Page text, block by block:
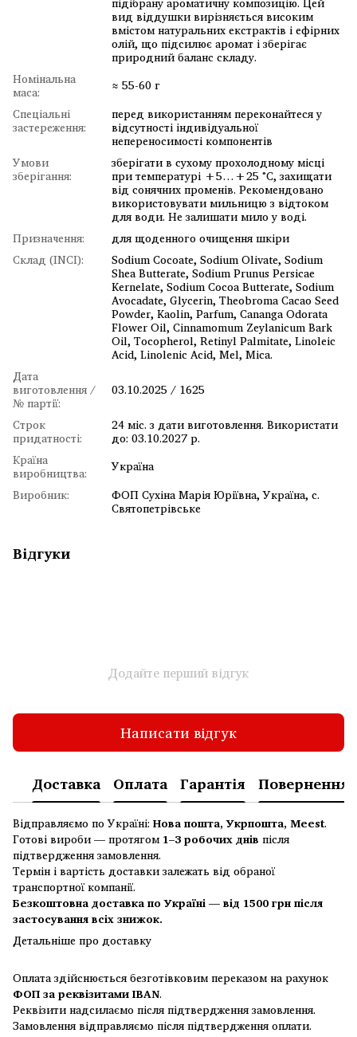
вид віддушки вирізняється високим
вмістом натуральних екстрактів і ефірних
олій, що підсилює аромат і зберігає
природний баланс складу.
Номінальна
маса:
≈ 55-60 г
Спеціальні
застереження:
перед використанням переконайтеся у
відсутності індивідуальної
непереносимості компонентів
Умови
зберігання:
зберігати в сухому прохолодному місці
при температурі +5…+25 °C, захищати
від сонячних променів. Рекомендовано
використовувати мильницю з відтоком
для води. Не залишати мило у воді.
Призначення:
для щоденного очищення шкіри
Склад (INCI):
Sodium Cocoate, Sodium Olivate, Sodium
Shea Butterate, Sodium Prunus Persicae
Kernelate, Sodium Cocoa Butterate, Sodium
Avocadate, Glycerin, Theobroma Cacao Seed
Powder, Kaolin, Parfum, Cananga Odorata
Flower Oil, Cinnamomum Zeylanicum Bark
Oil, Tocopherol, Retinyl Palmitate, Linoleic
Acid, Linolenic Acid, Mel, Mica.
Дата
виготовлення /
№ партії:
03.10.2025 / 1625
Строк
придатності:
24 міс. з дати виготовлення. Використати
до: 03.10.2027 р.
Країна
виробництва:
Україна
Виробник:
ФОП Сухіна Марія Юріївна, Україна, с.
Святопетрівське
Відгуки
Додайте перший відгук
Написати відгук
Доставка Оплата Гарантія Повернення
Відправляємо по Україні: Нова пошта, Укрпошта, Meest.
Готові вироби — протягом 1–3 робочих днів після
підтвердження замовлення.
Термін і вартість доставки залежать від обраної
транспортної компанії.
Безкоштовна доставка по Україні — від 1500 грн після
застосування всіх знижок.
Детальніше про доставку
Оплата здійснюється безготівковим переказом на рахунок
ФОП за реквізитами IBAN.
Реквізити надсилаємо після підтвердження замовлення.
Замовлення відправляємо після підтвердження оплати.